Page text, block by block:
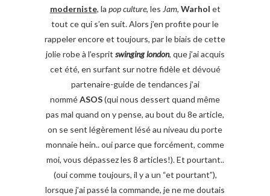
moderniste, la pop culture, les Jam, Warhol et
tout ce qui s’en suit. Alors j’en profite pour le
rappeler encore et toujours, par le biais de cette
jolie robe à l’esprit swinging london, que j’ai acquis
cet été, en surfant sur notre fidèle et dévoué
partenaire-guide de tendances j’ai
nomméASOS(qui nous dessert quand même
pas mal quand on y pense, au bout du 8e article,
on se sent légèrement lésé au niveau du porte
monnaie hein.. oui parce que forcément, comme
moi, vous dépassez les 8 articles!). Et pourtant..
(oui comme toujours, il y a un “et pourtant”),
lorsque j’ai passé la commande, je ne me doutais